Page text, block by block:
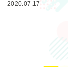
2020.07.17